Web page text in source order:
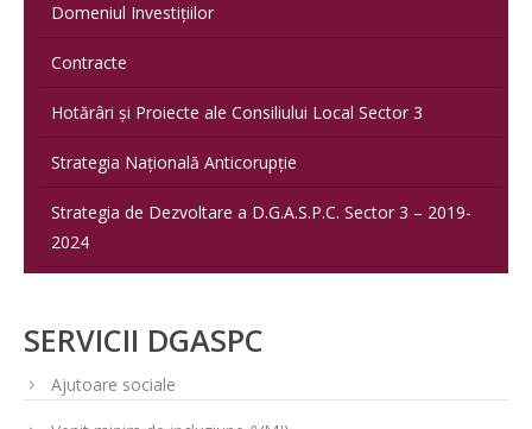
Domeniul Investițiilor
Contracte
Hotărâri și Proiecte ale Consiliului Local Sector 3
Strategia Națională Anticorupție
Strategia de Dezvoltare a D.G.A.S.P.C. Sector 3 – 2019-
2024
SERVICII DGASPC
Ajutoare sociale